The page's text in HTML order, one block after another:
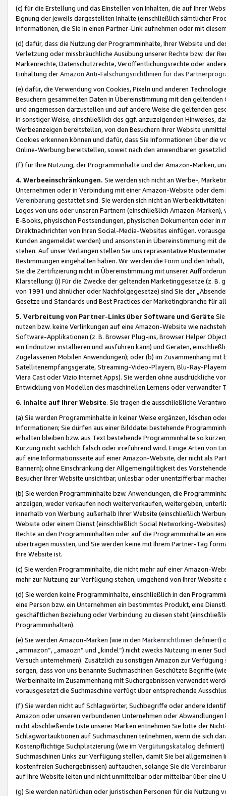
(c) für die Erstellung und das Einstellen von Inhalten, die auf Ihrer
Eignung der jeweils dargestellten Inhalte (einschließlich sämtlicher
Informationen, die Sie in einen Partner-Link aufnehmen oder mit
(d) dafür, dass die Nutzung der Programminhalte, Ihrer Website und
Verletzung oder missbräuchliche Ausübung unserer Rechte bzw. der
Markenrechte, Datenschutzrechte, Veröffentlichungsrechte oder
Einhaltung derAmazon Anti-Fälschungsrichtlinien für das
(e) dafür, die Verwendung von Cookies, Pixeln und anderen
Besuchern gesammelten Daten in Übereinstimmung mit den
und angemessen darzustellen und auf andere Weise die geltenden
in sonstiger Weise, einschließlich des ggf. anzuzeigenden Hinweises,
Werbeanzeigen bereitstellen, von den Besuchern Ihrer Website
Cookies erkennen können und dafür, dass Sie Informationen über die
Online-Werbung bereitstellen, soweit nach den anwendbaren
(f) für Ihre Nutzung, der Programminhalte und der Amazon-Marken,
4. Werbeeinschränkungen. Sie werden sich nicht an Werbe-,
Unternehmen oder in Verbindung mit einer Amazon-Website oder
Vereinbarung gestattet sind. Sie werden sich nicht an
Logos von uns oder unseren Partnern (einschließlich Amazon-
E-Books, physischen Postsendungen, physischen Dokumenten oder in
Direktnachrichten von Ihren Social-Media-Websites einfügen.
Kunden angemeldet werden) und ansonsten in Übereinstimmung mit
stehen. Auf unser Verlangen stellen Sie uns repräsentative
Bestimmungen eingehalten haben. Wir werden die Form und den
Sie die Zertifizierung nicht in Übereinstimmung mit unserer
Klarstellung: (i) Für die Zwecke der geltenden Marketinggesetze (z. B.
von 1991 und ähnlicher oder Nachfolgegesetze) sind Sie der
Gesetze und Standards und Best Practices der Marketingbranche für
5. Verbreitung von Partner-Links über Software und Geräte
nutzen bzw. keine Verlinkungen auf eine Amazon-Website wie
Software-Applikationen (z. B. Browser Plug-ins, Browser Helper
ein Endnutzer installieren und ausführen kann) und Geräten,
Zugelassenen Mobilen Anwendungen); oder (b) im Zusammenhang
Satellitenempfangsgeräte, Streaming-Video-Playern, Blu-Ray-
Viera Cast oder Vizio Internet Apps). Sie werden ohne ausdrückliche
Entwicklung von Modellen des maschinellen Lernens oder
6. Inhalte auf Ihrer Website. Sie tragen die ausschließliche
(a) Sie werden Programminhalte in keiner Weise ergänzen, löschen
Informationen; Sie dürfen aus einer Bilddatei bestehende
erhalten bleiben bzw. aus Text bestehende Programminhalte so
Kürzung nicht sachlich falsch oder irreführend wird. Einige Arten von
auf eine Informationsseite auf einer Amazon-Website, der nicht als
Bannern); ohne Einschränkung der Allgemeingültigkeit des
Besucher Ihrer Website unsichtbar, unlesbar oder unentzifferbar
(b) Sie werden Programminhalte bzw. Anwendungen, die
anzeigen, weder verkaufen noch weiterverkaufen, weitergeben,
innerhalb von Werbung außerhalb Ihrer Website (einschließlich
Website oder einem Dienst (einschließlich Social Networking-
Rechte an den Programminhalten oder auf die Programminhalte an
übertragen müssten, und Sie werden keine mit Ihrem Partner-Tag
Ihre Website ist.
(c) Sie werden Programminhalte, die nicht mehr auf einer Amazon-
mehr zur Nutzung zur Verfügung stehen, umgehend von Ihrer
(d) Sie werden keine Programminhalte, einschließlich in den
eine Person bzw. ein Unternehmen ein bestimmtes Produkt, eine
geschäftlichen Beziehung oder Verbindung zu diesen steht
Programminhalten).
(e) Sie werden Amazon-Marken (wie in den Markenrichtlinien definiert)
„ammazon“, „amaozn“ und „kindel“) nicht zwecks Nutzung in einer
Versuch unternehmen). Zusätzlich zu sonstigen Amazon zur
sorgen, dass von uns benannte Suchmaschinen Geschützte Begriffe
Werbeinhalte im Zusammenhang mit Suchergebnissen verwendet
vorausgesetzt die Suchmaschine verfügt über entsprechende
(f) Sie werden nicht auf Schlagwörter, Suchbegriffe oder andere
Amazon oder unseren verbundenen Unternehmen oder
nicht abschließende Liste unserer Marken entnehmen Sie bitte der
Schlagwortauktionen auf Suchmaschinen teilnehmen, wenn die sich
Kostenpflichtige Suchplatzierung (wie im Vergütungskatalog definiert)
Suchmaschinen Links zur Verfügung stellen, damit Sie bei
kostenfreien Suchergebnissen) auftauchen, solange Sie die
auf Ihre Website leiten und nicht unmittelbar oder mittelbar über eine
(g) Sie werden natürlichen oder juristischen Personen für die Nutzung